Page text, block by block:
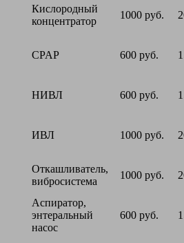
Кислородный
концентратор
1000 руб.
CPAP 600 руб.
НИВЛ 600 руб.
ИВЛ 1000 руб.
Откашливатель,
вибросистема
1000 руб.
Аспиратор,
энтеральный
насос
600 руб.